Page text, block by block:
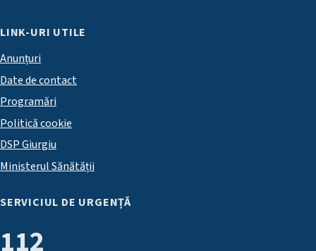
LINK-URI UTILE
Anunțuri
Date de contact
Programări
Politică cookie
DSP Giurgiu
Ministerul Sănătății
SERVICIUL DE URGENȚĂ
112